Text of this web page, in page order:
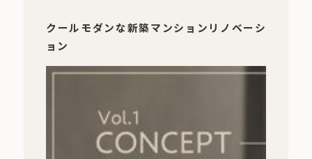
クールモダンな新築マンションリノベーシ
ョン